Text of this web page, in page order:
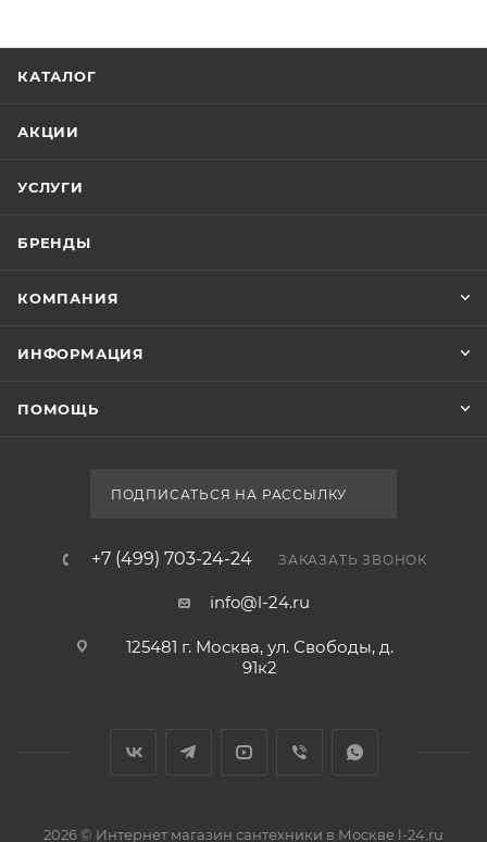
КАТАЛОГ
АКЦИИ
УСЛУГИ
БРЕНДЫ
КОМПАНИЯ
ИНФОРМАЦИЯ
ПОМОЩЬ
ПОДПИСАТЬСЯ НА РАССЫЛКУ
+7 (499) 703-24-24 ЗАКАЗАТЬ ЗВОНОК
info@l-24.ru
125481 г. Москва, ул. Свободы, д.
91к2
2026 © Интернет магазин сантехники в Москве l-24.ru